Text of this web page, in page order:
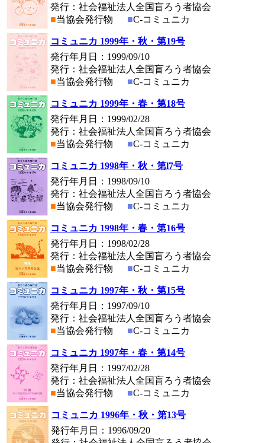
発行：社会福祉法人全国盲ろう者協会
■当協会発行物 ■C-コミュニカ
コミュニカ 1999年・秋・第19号
発行年月日：1999/09/10
発行：社会福祉法人全国盲ろう者協会
■当協会発行物 ■C-コミュニカ
コミュニカ 1999年・春・第18号
発行年月日：1999/02/28
発行：社会福祉法人全国盲ろう者協会
■当協会発行物 ■C-コミュニカ
コミュニカ 1998年・秋・第l7号
発行年月日：1998/09/10
発行：社会福祉法人全国盲ろう者協会
■当協会発行物 ■C-コミュニカ
コミュニカ 1998年・春・第16号
発行年月日：1998/02/28
発行：社会福祉法人全国盲ろう者協会
■当協会発行物 ■C-コミュニカ
コミュニカ 1997年・秋・第15号
発行年月日：1997/09/10
発行：社会福祉法人全国盲ろう者協会
■当協会発行物 ■C-コミュニカ
コミュニカ 1997年・春・第14号
発行年月日：1997/02/28
発行：社会福祉法人全国盲ろう者協会
■当協会発行物 ■C-コミュニカ
コミュニカ 1996年・秋・第13号
発行年月日：1996/09/20